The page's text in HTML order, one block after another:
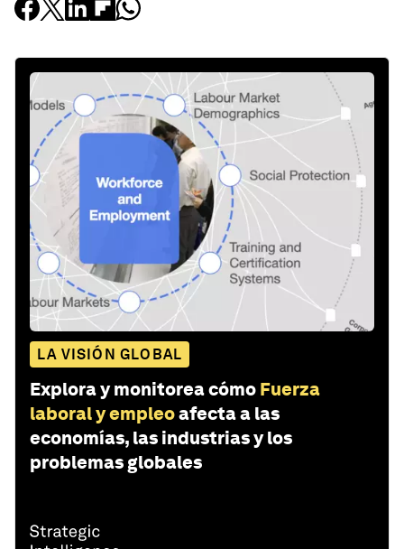
LA VISIÓN GLOBAL
Explora y monitorea cómo Fuerza
laboral y empleoafecta a las
economías, las industrias y los
problemas globales